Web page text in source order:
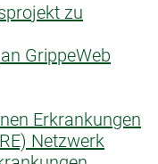
zu
GrippeWeb
Erkrankungen
Netzwerk